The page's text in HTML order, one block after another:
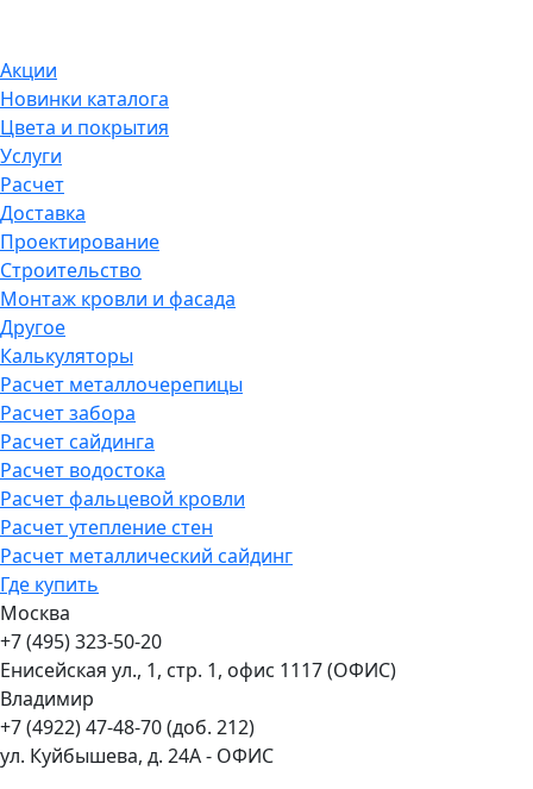
Акции
Новинки каталога
Цвета и покрытия
Услуги
Расчет
Доставка
Проектирование
Строительство
Монтаж кровли и фасада
Другое
Калькуляторы
Расчет металлочерепицы
Расчет забора
Расчет сайдинга
Расчет водостока
Расчет фальцевой кровли
Расчет утепление стен
Расчет металлический сайдинг
Где купить
Москва
+7 (495) 323-50-20
Енисейская ул., 1, стр. 1, офис 1117 (ОФИС)
Владимир
+7 (4922) 47-48-70 (доб. 212)
ул. Куйбышева, д. 24А - ОФИС